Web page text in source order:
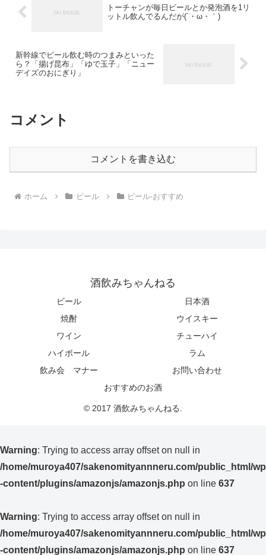
トーチャンが毎日ビールとか発泡酒を1リ
ットル飲んでるんだが(´・ω・｀)
新幹線でビール飲む時のつまみといった
ら？「揚げ昆布」「ゆで玉子」「ニュー
デイズのおにぎり」
コメント
コメントを書き込む
ホーム ビール ビール-おすすめ
酒飲みちゃんねる
ビール
日本酒
焼酎
ウイスキー
ワイン
チューハイ
ハイボール
ラム
飲み会 マナー
お問い合わせ
おすすめのお酒
© 2017 酒飲みちゃんねる.
Warning: Trying to access array offset on null in
/home/muroya407/sakenomityannneru.com/public_html/wp
-content/plugins/amazonjs/amazonjs.php on line 637
Warning: Trying to access array offset on null in
/home/muroya407/sakenomityannneru.com/public_html/wp
-content/plugins/amazonjs/amazonjs.php on line 637